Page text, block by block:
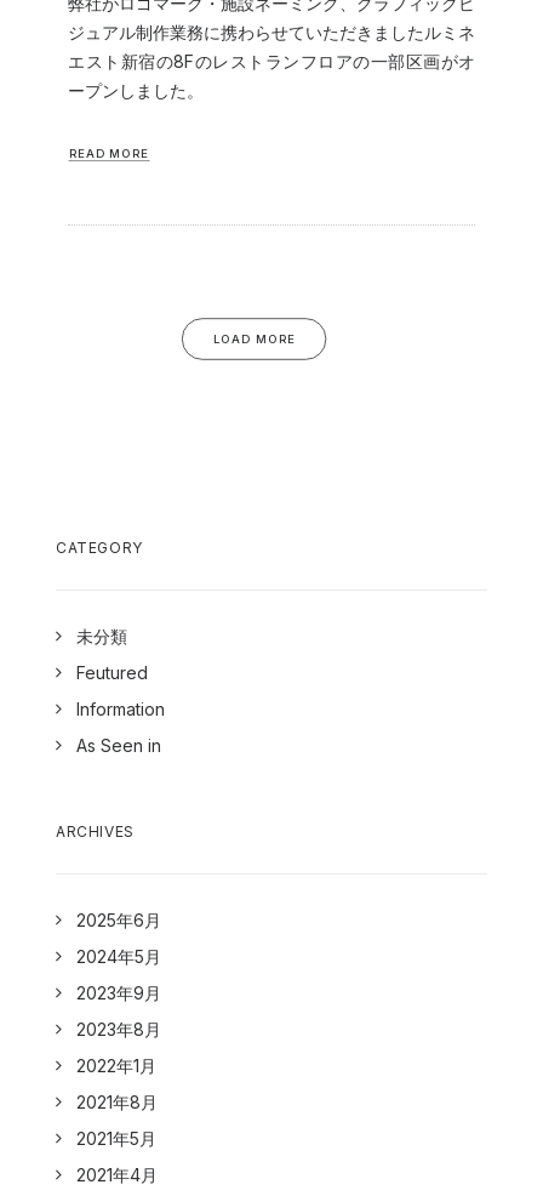
ジュアル制作業務に携わらせていただきましたルミネ
エスト新宿の8Fのレストランフロアの一部区画がオ
ープンしました。
READ MORE
LOAD MORE
CATEGORY
未分類
Feutured
Information
As Seen in
ARCHIVES
2025年6月
2024年5月
2023年9月
2023年8月
2022年1月
2021年8月
2021年5月
2021年4月